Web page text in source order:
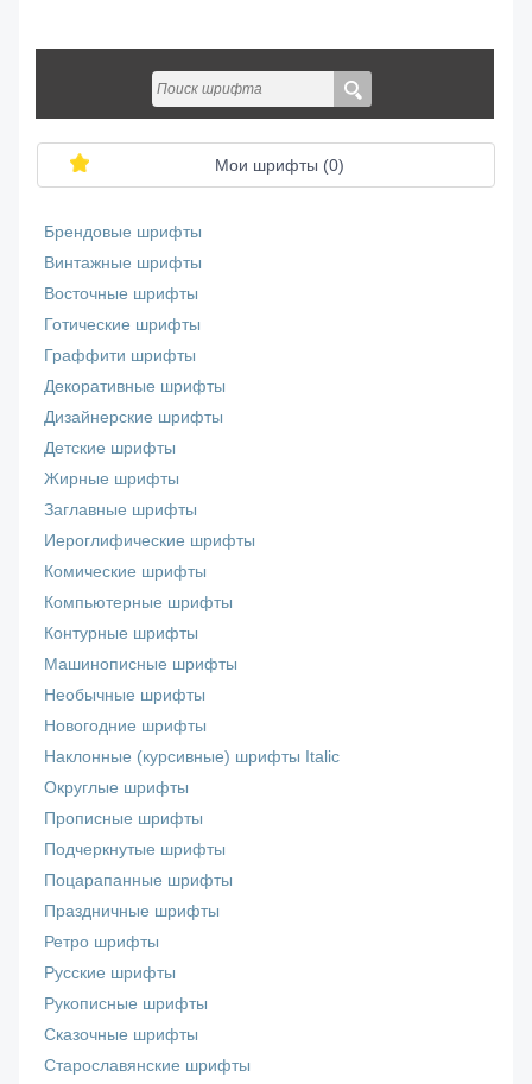
Мои шрифты (0)
Брендовые шрифты
Винтажные шрифты
Восточные шрифты
Готические шрифты
Граффити шрифты
Декоративные шрифты
Дизайнерские шрифты
Детские шрифты
Жирные шрифты
Заглавные шрифты
Иероглифические шрифты
Комические шрифты
Компьютерные шрифты
Контурные шрифты
Машинописные шрифты
Необычные шрифты
Новогодние шрифты
Наклонные (курсивные) шрифты Italic
Округлые шрифты
Прописные шрифты
Подчеркнутые шрифты
Поцарапанные шрифты
Праздничные шрифты
Ретро шрифты
Русские шрифты
Рукописные шрифты
Сказочные шрифты
Старославянские шрифты